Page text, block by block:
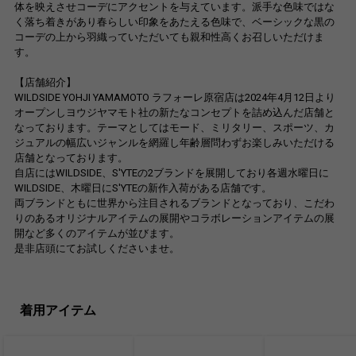
体を映えさせコーデにアクセントを与えています。派手な色味ではな
く落ち着きがあり春らしい印象をあたえる色味で、ベーシックな黒の
コーデの上から羽織っていただいても親和性高くお召しいただけま
す。
【店舗紹介】
WILDSIDE YOHJI YAMAMOTO ラフォーレ原宿店は2024年4月12日より
オープンしヨウジヤマモト社の新たなコンセプトを詰め込んだ店舗と
なっております。テーマとしてはモード、ミリタリー、スポーツ、カ
ジュアルの幅広いジャンルを網羅し年齢層問わずお楽しみいただける
店舗となっております。
自店にはWILDSIDE、S'YTEの2ブランドを展開しており各週水曜日に
WILDSIDE、木曜日にS'YTEの新作入荷がある店舗です。
両ブランドともに世界から注目されるブランドとなっており、こだわ
りのあるオリジナルアイテムの展開やコラボレーションアイテムの展
開など多くのアイテムが並びます。
是非店頭にてお試しくださいませ。
着用アイテム